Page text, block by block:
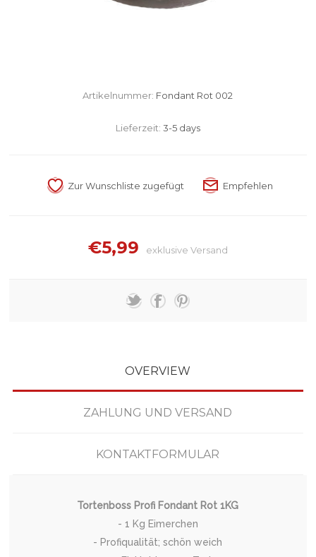
Artikelnummer: Fondant Rot 002
Lieferzeit: 3-5 days
€5,99 exklusive Versand
OVERVIEW
ZAHLUNG UND VERSAND
KONTAKTFORMULAR
Tortenboss Profi Fondant Rot 1KG
- 1 Kg Eimerchen
- Profiqualität; schön weich